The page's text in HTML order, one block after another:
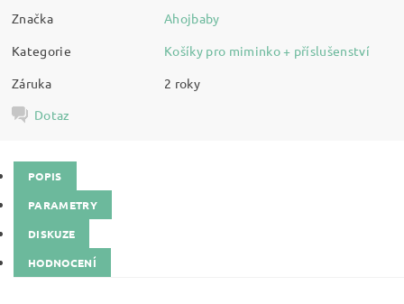
Značka
Ahojbaby
Kategorie
Košíky pro miminko + příslušenství
Záruka
2 roky
Dotaz
POPIS
PARAMETRY
DISKUZE
HODNOCENÍ